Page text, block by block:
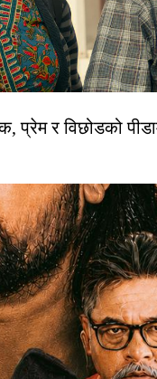
प्रेम र विछोडको